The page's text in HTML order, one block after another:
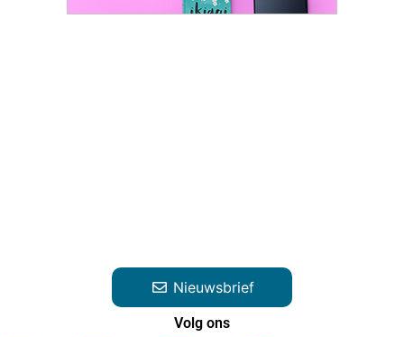
Nieuwsbrief
Volg ons